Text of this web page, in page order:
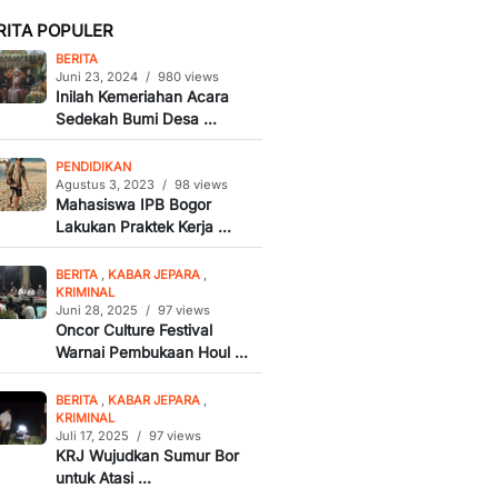
POPULER
BERITA
Juni 23, 2024 / 980 views
Inilah Kemeriahan Acara
Sedekah Bumi Desa ...
PENDIDIKAN
Agustus 3, 2023 / 98 views
Mahasiswa IPB Bogor
Lakukan Praktek Kerja ...
BERITA KABAR JEPARA
KRIMINAL
Juni 28, 2025
/ 97 views
Oncor Culture Festival
Warnai Pembukaan Houl ...
BERITA KABAR JEPARA
KRIMINAL
Juli 17, 2025
/ 97 views
KRJ Wujudkan Sumur Bor
untuk Atasi ...